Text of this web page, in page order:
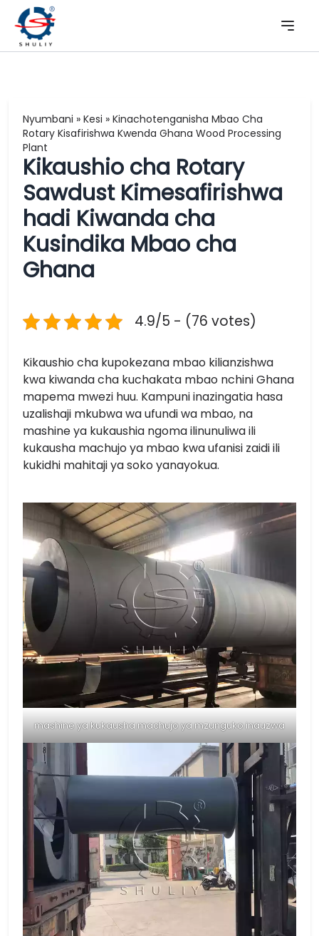
Nyumbani » Kesi » Kinachotenganisha Mbao Cha
Rotary Kisafirishwa Kwenda Ghana Wood Processing
Plant
Kikaushio cha Rotary
Sawdust Kimesafirishwa
hadi Kiwanda cha
Kusindika Mbao cha
Ghana
4.9/5 - (76 votes)
Kikaushio cha kupokezana mbao kilianzishwa
kwa kiwanda cha kuchakata mbao nchini Ghana
mapema mwezi huu. Kampuni inazingatia hasa
uzalishaji mkubwa wa ufundi wa mbao, na
mashine ya kukaushia ngoma ilinunuliwa ili
kukausha machujo ya mbao kwa ufanisi zaidi ili
kukidhi mahitaji ya soko yanayokua.
mashine ya kukausha machujo ya mzunguko inauzwa